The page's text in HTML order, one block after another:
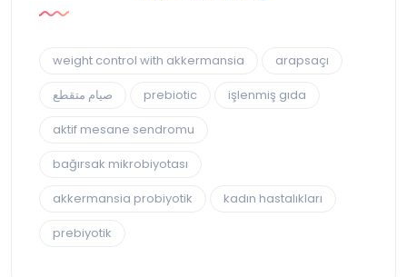
weight control with akkermansia
arapsaçı
صيام متقطع
prebiotic
işlenmiş gıda
aktif mesane sendromu
bağırsak mikrobiyotası
akkermansia probiyotik
kadın hastalıkları
prebiyotik